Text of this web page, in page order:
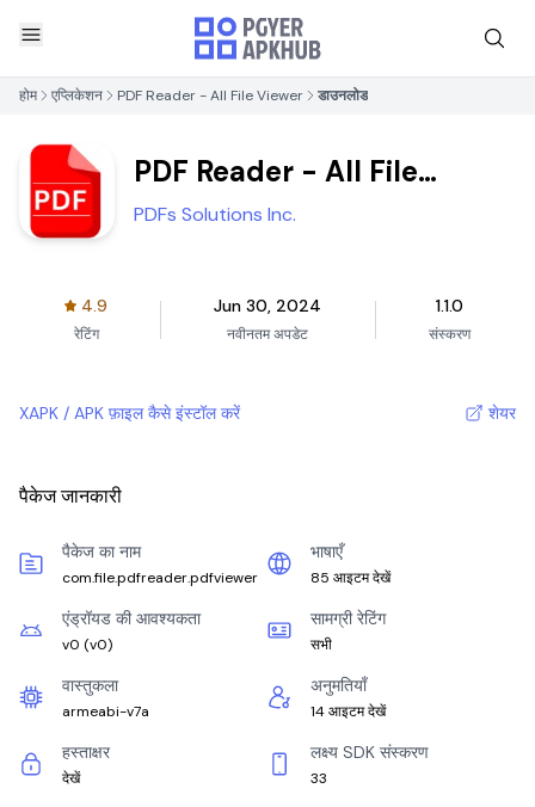
होम एप्लिकेशन PDF Reader - All File Viewer डाउनलोड
PDF Reader - All File
Viewer
PDFs Solutions Inc.
4.9
रेटिंग
Jun 30, 2024
नवीनतम अपडेट
1.1.0
संस्करण
XAPK / APK फ़ाइल कैसे इंस्टॉल करें शेयर
पैकेज जानकारी
पैकेज का नाम
com.file.pdfreader.pdfviewer
भाषाएँ
85 आइटम देखें
एंड्रॉयड की आवश्यकता
v0 (v0)
सामग्री रेटिंग
सभी
वास्तुकला
armeabi-v7a
अनुमतियाँ
14 आइटम देखें
हस्ताक्षर
देखें
लक्ष्य SDK संस्करण
33